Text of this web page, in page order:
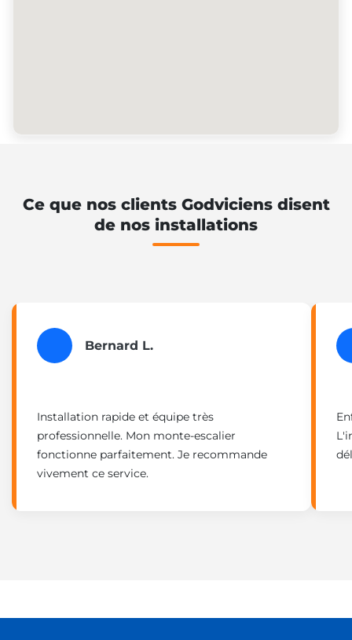
Ce que nos clients Godviciens disent
de nos installations
Bernard L.
Installation rapide et équipe très
professionnelle. Mon monte-escalier
fonctionne parfaitement. Je recommande
vivement ce service.